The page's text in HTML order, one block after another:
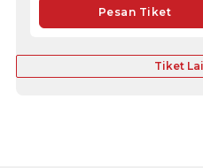
Pesan Tiket
Tiket